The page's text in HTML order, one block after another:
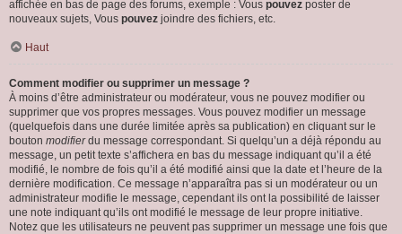
affichée en bas de page des forums, exemple : Vous pouvez poster de
nouveaux sujets, Vous pouvez joindre des fichiers, etc.
Haut
Comment modifier ou supprimer un message ?
À moins d’être administrateur ou modérateur, vous ne pouvez modifier ou
supprimer que vos propres messages. Vous pouvez modifier un message
(quelquefois dans une durée limitée après sa publication) en cliquant sur le
bouton modifierdu message correspondant. Si quelqu’un a déjà répondu au
message, un petit texte s’affichera en bas du message indiquant qu’il a été
modifié, le nombre de fois qu’il a été modifié ainsi que la date et l’heure de la
dernière modification. Ce message n’apparaîtra pas si un modérateur ou un
administrateur modifie le message, cependant ils ont la possibilité de laisser
une note indiquant qu’ils ont modifié le message de leur propre initiative.
Notez que les utilisateurs ne peuvent pas supprimer un message une fois que